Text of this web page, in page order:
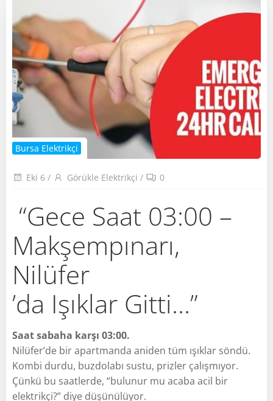
Bursa Elektrikçi
Eki 6 / Görükle Elektrikçi / 0
“Gece Saat 03:00 –
Makşempınarı,
Nilüfer
’da Işıklar Gitti…”
Saat sabaha karşı 03:00.
Nilüfer’de bir apartmanda aniden tüm ışıklar söndü.
Kombi durdu, buzdolabı sustu, prizler çalışmıyor.
Çünkü bu saatlerde, “bulunur mu acaba acil bir
elektrikçi?” diye düşünülüyor.